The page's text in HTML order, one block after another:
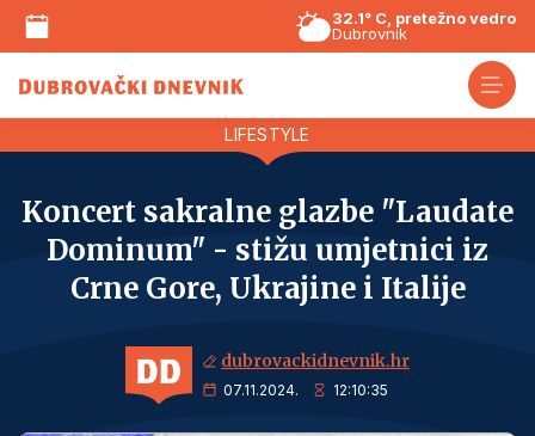
32.1° C, pretežno vedro
Dubrovnik
LIFESTYLE
Koncert sakralne glazbe "Laudate
Dominum" - stižu umjetnici iz
Crne Gore, Ukrajine i Italije
dubrovackidnevnik.hr
07.11.2024. 12:10:35